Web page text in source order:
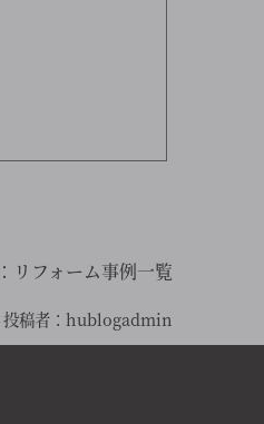
リフォーム事例一覧
投稿者： hublogadmin